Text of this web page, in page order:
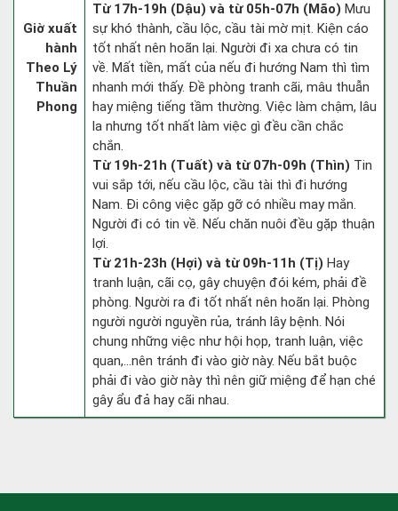
Giờ xuất
hành
Theo Lý
Thuần
Phong
Từ 17h-19h (Dậu) và từ 05h-07h (Mão) Mưu
sự khó thành, cầu lộc, cầu tài mờ mịt. Kiện cáo
tốt nhất nên hoãn lại. Người đi xa chưa có tin
về. Mất tiền, mất của nếu đi hướng Nam thì tìm
nhanh mới thấy. Đề phòng tranh cãi, mâu thuẫn
hay miệng tiếng tầm thường. Việc làm chậm, lâu
la nhưng tốt nhất làm việc gì đều cần chắc
chắn.
Từ 19h-21h (Tuất) và từ 07h-09h (Thìn) Tin
vui sắp tới, nếu cầu lộc, cầu tài thì đi hướng
Nam. Đi công việc gặp gỡ có nhiều may mắn.
Người đi có tin về. Nếu chăn nuôi đều gặp thuận
lợi.
Từ 21h-23h (Hợi) và từ 09h-11h (Tị) Hay
tranh luận, cãi cọ, gây chuyện đói kém, phải đề
phòng. Người ra đi tốt nhất nên hoãn lại. Phòng
người người nguyền rủa, tránh lây bệnh. Nói
chung những việc như hội họp, tranh luận, việc
quan,…nên tránh đi vào giờ này. Nếu bắt buộc
phải đi vào giờ này thì nên giữ miệng để hạn ché
gây ẩu đả hay cãi nhau.